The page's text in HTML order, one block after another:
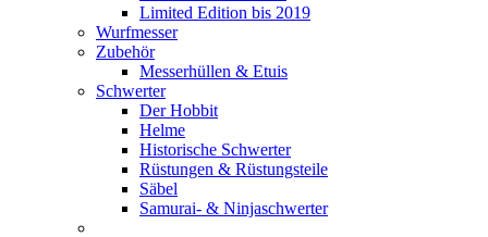
Limited Edition bis 2019
Wurfmesser
Zubehör
Messerhüllen & Etuis
Schwerter
Der Hobbit
Helme
Historische Schwerter
Rüstungen & Rüstungsteile
Säbel
Samurai- & Ninjaschwerter